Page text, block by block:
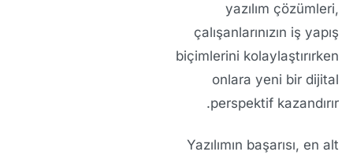
yazılım çözümleri,
çalışanlarınızın iş yapış
biçimlerini kolaylaştırırken
onlara yeni bir dijital
perspektif kazandırır.
Yazılımın başarısı, en alt